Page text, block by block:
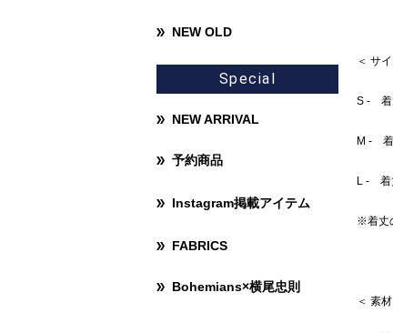
＜ サ
S - 着
M -
L - 着
※着丈
＜ 素材
NEW OLD
Special
NEW ARRIVAL
予約商品
Instagram掲載アイテム
FABRICS
Bohemians×横尾忠則